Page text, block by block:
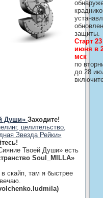
защиты.
Старт 23
июня в
мск
по
до 28
Души» Заходите!
целительство,
Звезда Рейки»
Твоей Души» есть
Soul_MILLA»
скайп, там я быстрее